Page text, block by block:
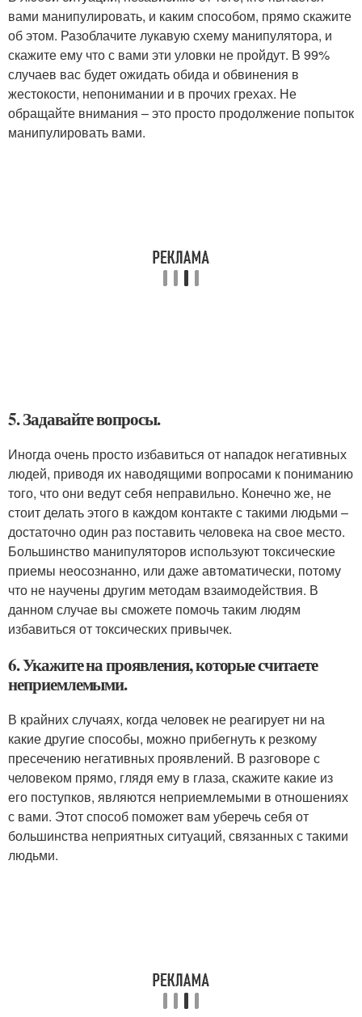
вами манипулировать, и каким способом, прямо скажите
об этом. Разоблачите лукавую схему манипулятора, и
скажите ему что с вами эти уловки не пройдут. В 99%
случаев вас будет ожидать обида и обвинения в
жестокости, непонимании и в прочих грехах. Не
обращайте внимания – это просто продолжение попыток
манипулировать вами.
5. Задавайте вопросы.
Иногда очень просто избавиться от нападок негативных
людей, приводя их наводящими вопросами к пониманию
того, что они ведут себя неправильно. Конечно же, не
стоит делать этого в каждом контакте с такими людьми –
достаточно один раз поставить человека на свое место.
Большинство манипуляторов используют токсические
приемы неосознанно, или даже автоматически, потому
что не научены другим методам взаимодействия. В
данном случае вы сможете помочь таким людям
избавиться от токсических привычек.
6. Укажите на проявления, которые считаете
неприемлемыми.
В крайних случаях, когда человек не реагирует ни на
какие другие способы, можно прибегнуть к резкому
пресечению негативных проявлений. В разговоре с
человеком прямо, глядя ему в глаза, скажите какие из
его поступков, являются неприемлемыми в отношениях
с вами. Этот способ поможет вам уберечь себя от
большинства неприятных ситуаций, связанных с такими
людьми.